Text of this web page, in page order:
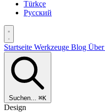
Türkçe
Русский
Startseite Werkzeuge Blog
Suchen... ⌘K
Design